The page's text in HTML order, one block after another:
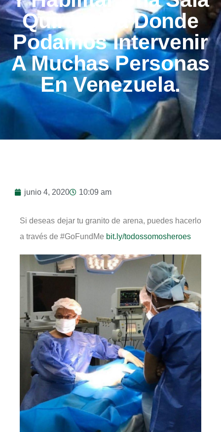
Quirúrgica Donde
Podamos Intervenir
A Muchas Personas
En Venezuela.
junio 4, 2020 10:09 am
Si deseas dejar tu granito de arena, puedes hacerlo
a través de #GoFundMe bit.ly/todossomosheroes